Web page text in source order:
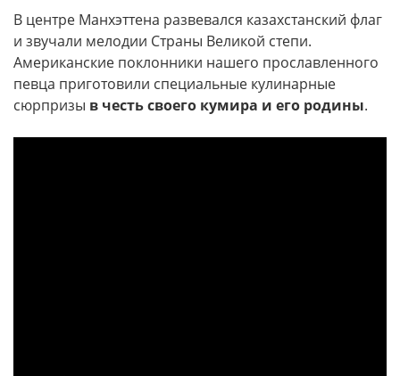
В центре Манхэттена развевался казахстанский флаг
и звучали мелодии Страны Великой степи.
Американские поклонники нашего прославленного
певца приготовили специальные кулинарные
сюрпризы в честь своего кумира и его родины.